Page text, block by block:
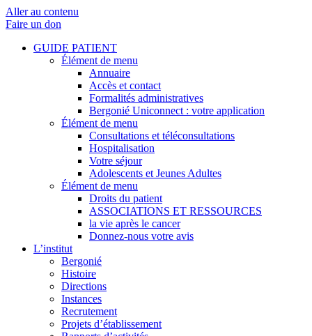
Aller au contenu
Faire un don
GUIDE PATIENT
Élément de menu
Annuaire
Accès et contact
Formalités administratives
Bergonié Uniconnect : votre application
Élément de menu
Consultations et téléconsultations
Hospitalisation
Votre séjour
Adolescents et Jeunes Adultes
Élément de menu
Droits du patient
ASSOCIATIONS ET RESSOURCES
la vie après le cancer
Donnez-nous votre avis
L’institut
Bergonié
Histoire
Directions
Instances
Recrutement
Projets d’établissement